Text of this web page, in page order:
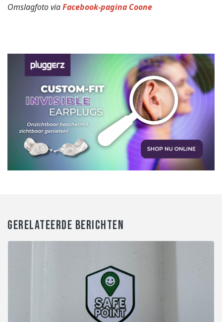
Omslagfoto viaFacebook-pagina Coone
GERELATEERDE BERICHTEN